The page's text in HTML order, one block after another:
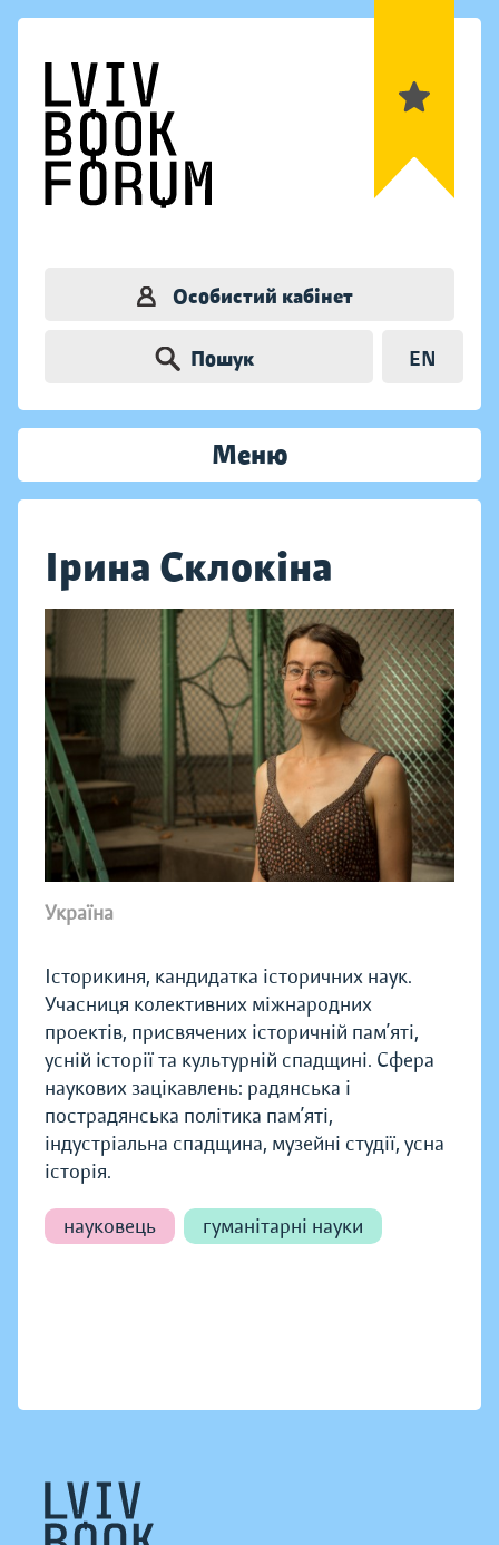
Особистий кабінет
Пошук EN
Меню
Ірина Склокіна
Україна
Історикиня, кандидатка історичних наук.
Учасниця колективних міжнародних
проектів, присвячених історичній пам’яті,
усній історії та культурній спадщині. Сфера
наукових зацікавлень: радянська і
пострадянська політика пам’яті,
індустріальна спадщина, музейні студії, усна
історія.
науковець гуманітарні науки